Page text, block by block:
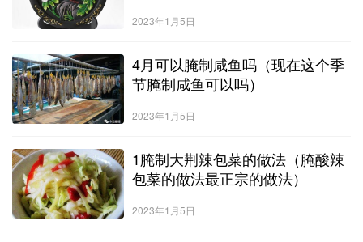
2023年1月5日
4月可以腌制咸鱼吗（现在这个季
节腌制咸鱼可以吗）
2023年1月5日
1腌制大荆辣包菜的做法（腌酸辣
包菜的做法最正宗的做法）
2023年1月5日